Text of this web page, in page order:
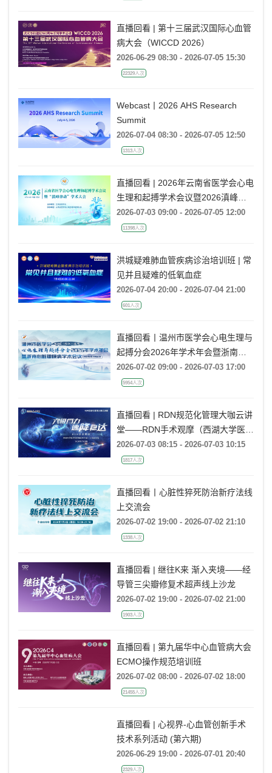
题会
直播回看 | 第十三届武汉国际心血管
病大会（WICCD 2026）
2026-06-29 08:30 - 2026-07-05 15:30
22329人次
Webcast丨2026 AHS Research
Summit
2026-07-04 08:30 - 2026-07-05 12:50
1313人次
直播回看 | 2026年云南省医学会心电
生理和起搏学术会议暨2026滇峰律
动学术大会
2026-07-03 09:00 - 2026-07-05 12:00
11398人次
洪城疑难肺血管疾病诊治培训班 | 常
见并且疑难的低氧血症
2026-07-04 20:00 - 2026-07-04 21:00
601人次
直播回看丨温州市医学会心电生理与
起搏分会2026年学术年会暨浙南心
脏瓣膜病学术会议
2026-07-02 09:00 - 2026-07-03 17:00
5954人次
直播回看 | RDN规范化管理大咖云讲
堂——RDN手术观摩（西湖大学医学
院附属杭州市第一人民医院站）
2026-07-03 08:15 - 2026-07-03 10:15
1817人次
直播回看丨心脏性猝死防治新疗法线
上交流会
2026-07-02 19:00 - 2026-07-02 21:10
1338人次
直播回看 | 继往K来 渐入夹境——经
导管三尖瓣修复术超声线上沙龙
2026-07-02 19:00 - 2026-07-02 21:00
1903人次
直播回看 | 第九届华中心血管病大会
ECMO操作规范培训班
2026-07-02 08:00 - 2026-07-02 18:00
21455人次
直播回看 | 心视界-心血管创新手术
技术系列活动 (第六期)
2026-06-29 19:00 - 2026-07-01 20:40
2329人次